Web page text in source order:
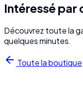
Intéressé par
Découvrez toute la
quelques minutes.
Toute la boutique